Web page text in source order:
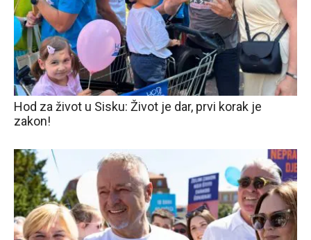
Hod za život u Sisku: Život je dar, prvi korak je
zakon!